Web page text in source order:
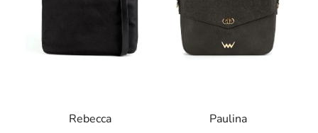
Rebecca Paulina